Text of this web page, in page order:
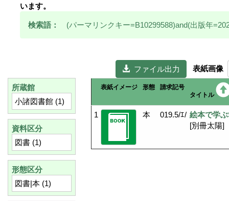
います。
検索語： (パーマリンクキー=B10299588)and(出版年
ファイル出力 表紙画像
所蔵館
小諸図書館 (1)
資料区分
図書 (1)
形態区分
図書|本 (1)
表紙イメージ 形態
請求記号
タイトル
1 本 019.5/ｴ/ 絵本で学
[別冊太陽]